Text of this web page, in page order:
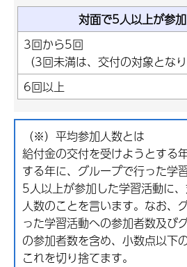
対面で5人以上が参加
3回から5回
（3回未満は、交付の対象となり
6回以上
（※）平均参加人数とは
給付金の交付を受けようとする
する年に、グループで行った学
5人以上が参加した学習活動に
人数のことを言います。なお、
った学習活動への参加者数及び
の参加者数を含め、小数点以下
これを切り捨てます。